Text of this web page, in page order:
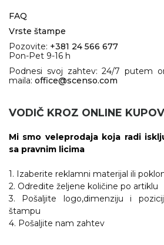
FAQ
Vrste štampe
Pozovite: +381 24 566 677
Pon-Pet 9-16 h
Podnesi svoj zahtev: 24/7 putem
maila: office@scenso.com
VODIČ KROZ ONLINE
Mi smo veleprodaja koja radi
sa pravnim licima
1. Izaberite reklamni materijal ili
2. Odredite željene količine po artiklu
3. Pošaljite logo,dimenziju i
štampu
4. Pošaljite nam zahtev